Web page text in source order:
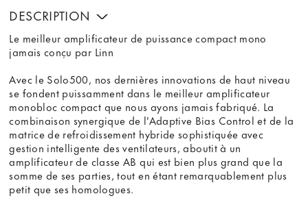
DESCRIPTION
Le meilleur amplificateur de puissance compact mono
jamais conçu par Linn
Avec le Solo500, nos dernières innovations de haut niveau
se fondent puissamment dans le meilleur amplificateur
monobloc compact que nous ayons jamais fabriqué. La
combinaison synergique de l'Adaptive Bias Control et de la
matrice de refroidissement hybride sophistiquée avec
gestion intelligente des ventilateurs, aboutit à un
amplificateur de classe AB qui est bien plus grand que la
somme de ses parties, tout en étant remarquablement plus
petit que ses homologues.